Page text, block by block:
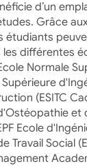
d’un
Grâce
étudiants
différentes
Normale
Supérieure
(ESITC
et
Ecole
Travail Social